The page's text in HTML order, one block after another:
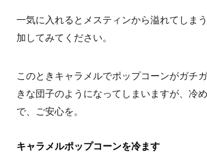
一気に入れるとメスティンから溢れてしま
加してみてください。
このときキャラメルでポップコーンがガチ
きな団子のようになってしまいますが、冷
で、ご安心を。
キャラメルポップコーンを冷ます